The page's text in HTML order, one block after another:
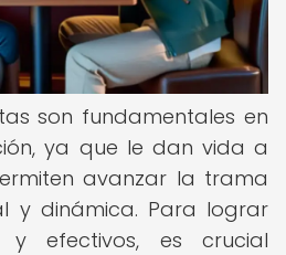
son fundamentales en
ya que le dan vida a
avanzar la trama
y dinámica. Para lograr
y efectivos, es crucial